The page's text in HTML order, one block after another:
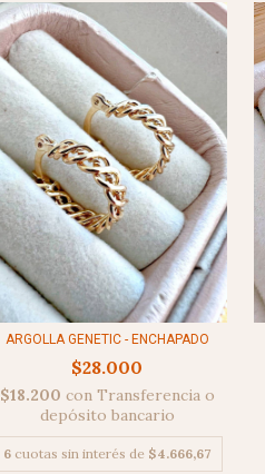
ARGOLLA GENETIC - ENCHAPADO
$28.000
$18.200 con Transferencia o
depósito bancario
6 cuotas sin interés de $4.666,67